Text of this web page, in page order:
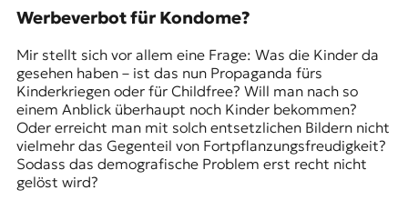
Werbeverbot für Kondome?
Mir stellt sich vor allem eine Frage: Was die Kinder da
gesehen haben – ist das nun Propaganda fürs
Kinderkriegen oder für Childfree? Will man nach so
einem Anblick überhaupt noch Kinder bekommen?
Oder erreicht man mit solch entsetzlichen Bildern nicht
vielmehr das Gegenteil von Fortpflanzungsfreudigkeit?
Sodass das demografische Problem erst recht nicht
gelöst wird?